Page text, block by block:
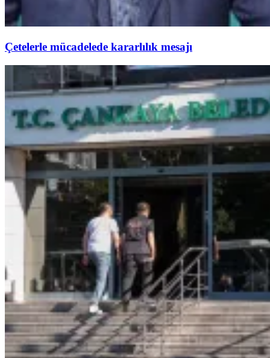
Çetelerle mücadelede kararlılık mesajı